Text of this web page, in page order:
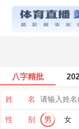
八字精批
姓 名
性 别 男 女